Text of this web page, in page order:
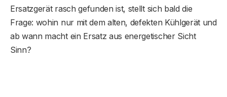
Ersatzgerät rasch gefunden ist, stellt sich bald die
Frage: wohin nur mit dem alten, defekten Kühlgerät und
ab wann macht ein Ersatz aus energetischer Sicht
Sinn?